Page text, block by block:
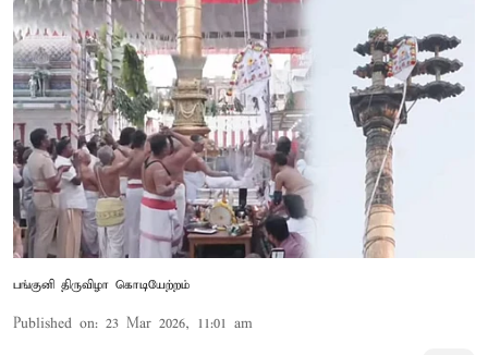
பங்குனி திருவிழா கொடியேற்றம்
Published on: 23 Mar 2026, 11:01 am